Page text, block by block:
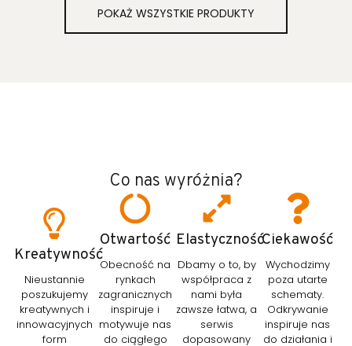
POKAŻ WSZYSTKIE PRODUKTY
Co nas wyróżnia?
Kreatywność
Nieustannie
poszukujemy
kreatywnych i
innowacyjnych
form
Otwartość
Obecność na
rynkach
zagranicznych
inspiruje i
motywuje nas
do ciągłego
Elastyczność
Dbamy o to, by
współpraca z
nami była
zawsze łatwa, a
serwis
dopasowany
Ciekawość
Wychodzimy
poza utarte
schematy.
Odkrywanie
inspiruje nas
do działania i